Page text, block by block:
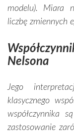
modelu). Miara
liczbę zmiennych
Nelsona
Jego
klasycznego
współczynnika
zastosowanie